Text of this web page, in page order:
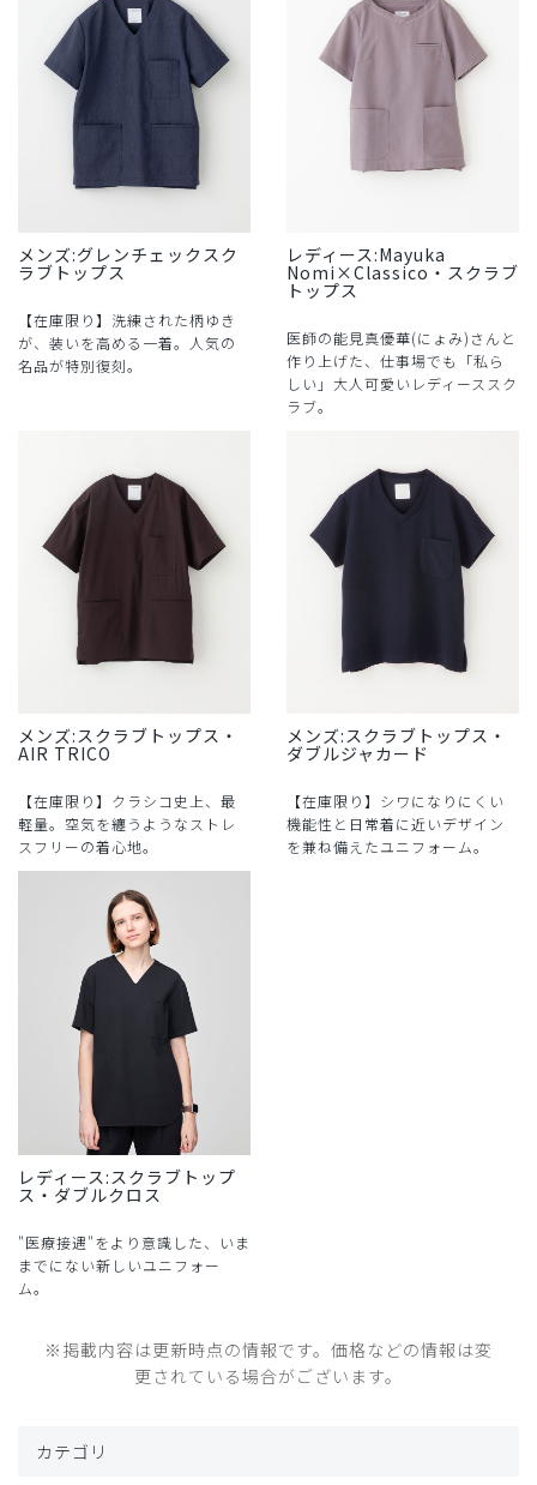
メンズ:グレンチェックスク
ラブトップス
【在庫限り】洗練された柄ゆき
が、装いを高める一着。人気の
名品が特別復刻。
レディース:Mayuka
Nomi×Classico・スクラブ
トップス
医師の能見真優華(にょみ)さんと
作り上げた、仕事場でも「私ら
しい」大人可愛いレディーススク
ラブ。
メンズ:スクラブトップス・
AIR TRICO
【在庫限り】クラシコ史上、最
軽量。空気を纏うようなストレ
スフリーの着心地。
メンズ:スクラブトップス・
ダブルジャカード
【在庫限り】シワになりにくい
機能性と日常着に近いデザイン
を兼ね備えたユニフォーム。
レディース:スクラブトップ
ス・ダブルクロス
"医療接遇"をより意識した、いま
までにない新しいユニフォー
ム。
※掲載内容は更新時点の情報です。価格などの情報は変
更されている場合がございます。
カテゴリ